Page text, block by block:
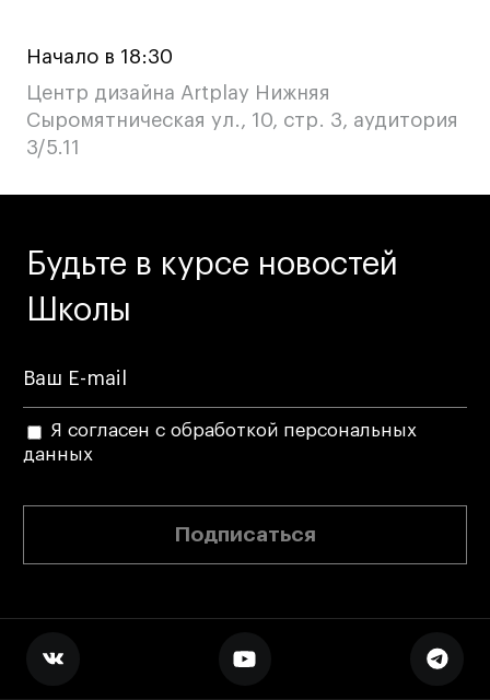
Начало в 18:30
Центр дизайна Artplay Нижняя
Сыромятническая ул., 10, стр. 3, аудитория
3/5.11
Будьте в курсе новостей
Школы
Я согласен с обработкой персональных
данных
Подписаться